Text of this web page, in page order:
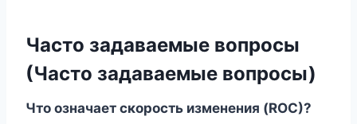
Часто задаваемые вопросы
(Часто задаваемые вопросы)
Что означает скорость изменения (ROC)?